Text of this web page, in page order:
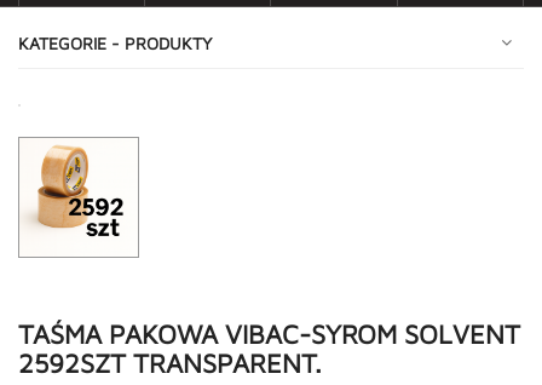
KATEGORIE - PRODUKTY
TAŚMA PAKOWA VIBAC-SYROM SOLVENT
2592SZT TRANSPARENT.